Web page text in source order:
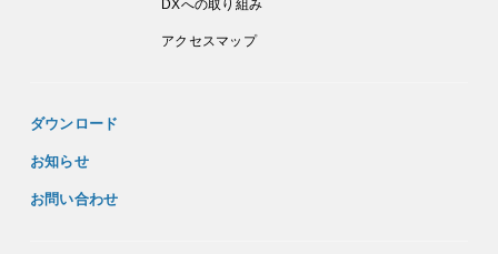
DXへの取り組み
アクセスマップ
ダウンロード
お知らせ
お問い合わせ